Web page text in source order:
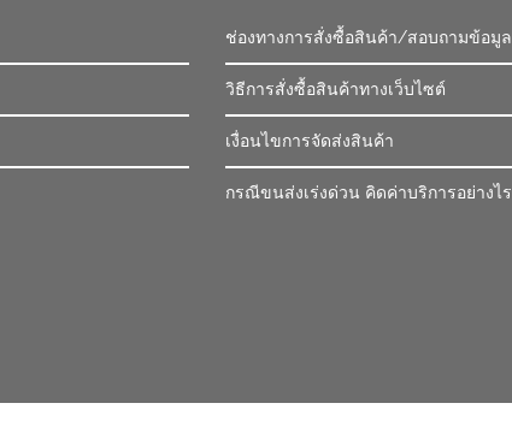
ช่องทางการสั่งซื้อสินค้า/สอบถามข้อมูล
วิธีการสั่งซื้อสินค้าทางเว็บไซต์
เงื่อนไขการจัดส่งสินค้า
กรณีขนส่งเร่งด่วน คิดค่าบริการอย่างไร